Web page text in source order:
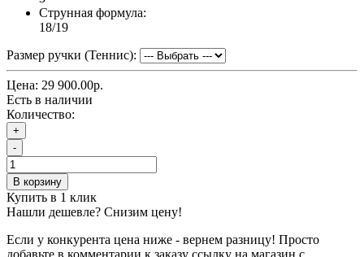
Струнная формула:
18/19
Размер ручки (Теннис):
Цена: 29 900.00р.
Есть в наличии
Количество:
+
-
В корзину
Купить в 1 клик
Нашли дешевле? Снизим цену!
Если у конкурента цена ниже - вернем разницу! Просто